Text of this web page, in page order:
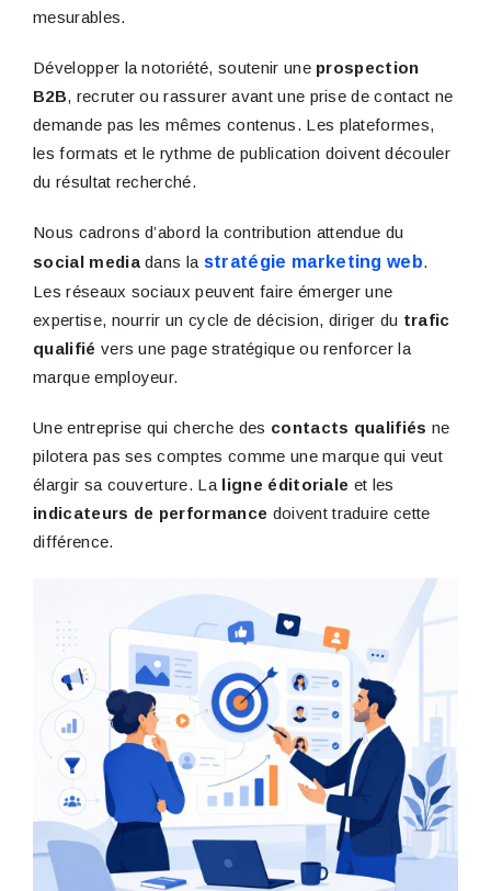
mesurables.
Développer la notoriété, soutenir une prospection
B2B, recruter ou rassurer avant une prise de contact ne
demande pas les mêmes contenus. Les plateformes,
les formats et le rythme de publication doivent découler
du résultat recherché.
Nous cadrons d’abord la contribution attendue du
social mediadans la stratégie marketing web.
Les réseaux sociaux peuvent faire émerger une
expertise, nourrir un cycle de décision, diriger du trafic
qualifié vers une page stratégique ou renforcer la
marque employeur.
Une entreprise qui cherche des contacts qualifiés ne
pilotera pas ses comptes comme une marque qui veut
élargir sa couverture. La ligne éditoriale et les
indicateurs de performance doivent traduire cette
différence.